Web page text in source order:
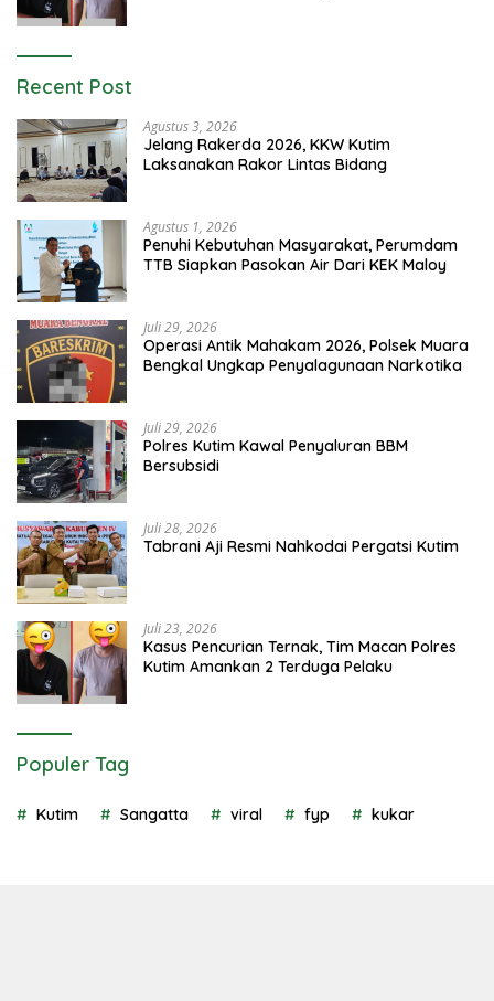
Recent Post
Agustus 3, 2026
Jelang Rakerda 2026, KKW Kutim
Laksanakan Rakor Lintas Bidang
Agustus 1, 2026
Penuhi Kebutuhan Masyarakat, Perumdam
TTB Siapkan Pasokan Air Dari KEK Maloy
Juli 29, 2026
Operasi Antik Mahakam 2026, Polsek Muara
Bengkal Ungkap Penyalagunaan Narkotika
Juli 29, 2026
Polres Kutim Kawal Penyaluran BBM
Bersubsidi
Juli 28, 2026
Tabrani Aji Resmi Nahkodai Pergatsi Kutim
Juli 23, 2026
Kasus Pencurian Ternak, Tim Macan Polres
Kutim Amankan 2 Terduga Pelaku
Populer Tag
Kutim Sangatta viral fyp kukar